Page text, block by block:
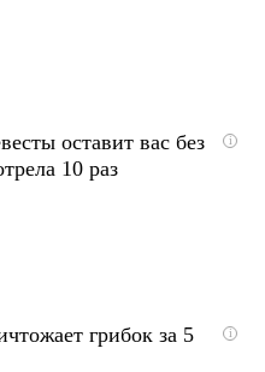
i
оставит вас без
10 раз
i
грибок за 5